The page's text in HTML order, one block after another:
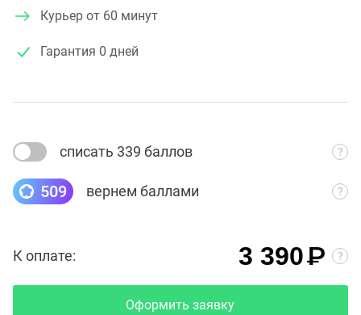
Курьер от 60 минут
Гарантия 0 дней
списать 339 баллов
509 вернем баллами
К оплате: 3 390₽
Оформить заявку